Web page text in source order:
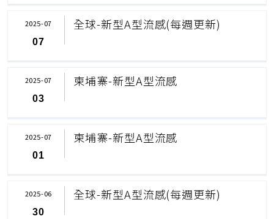
全球-新型A型流感(每週更新)
2025-07
07
柬埔寨-新型A型流感
2025-07
03
柬埔寨-新型A型流感
2025-07
01
全球-新型A型流感(每週更新)
2025-06
30